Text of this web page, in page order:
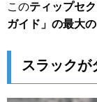
このティップセ
ガイド」の最大
スラックが